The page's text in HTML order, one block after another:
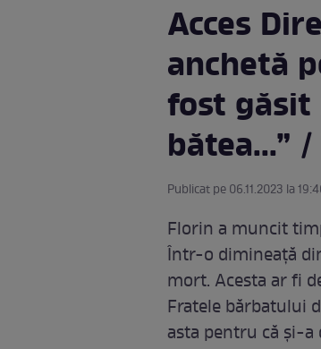
Acces
anchetă
fost găsit
bătea...” /
Publicat pe 06.11.2023 la
Florin a muncit
Într-o dimineață
mort. Acesta ar fi
Fratele bărbatului
asta pentru că și-a